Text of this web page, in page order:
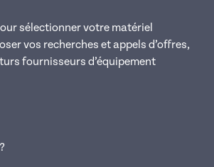
sélectionner votre matériel
vos recherches et appels d’offres,
fournisseurs d’équipement